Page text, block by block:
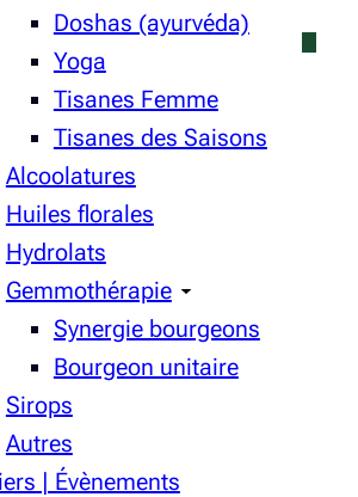
Doshas (ayurvéda)
Yoga
Tisanes Femme
Tisanes des Saisons
Alcoolatures
Huiles florales
Hydrolats
Gemmothérapie
Synergie bourgeons
Bourgeon unitaire
Sirops
Autres
| Évènements